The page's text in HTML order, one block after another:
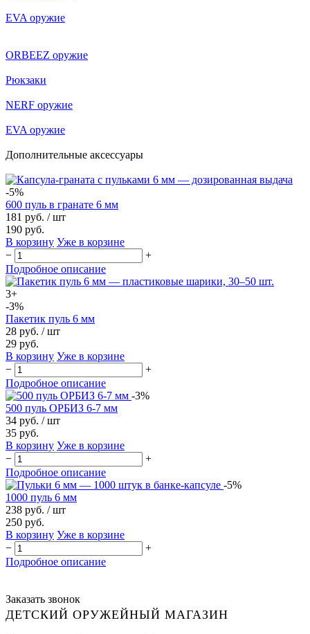
EVA оружие
ORBEEZ оружие
Рюкзаки
NERF оружие
EVA оружие
Дополнительные аксессуары
-5%
600 пуль в гранате 6 мм
181 руб. / шт
190 руб.
В корзину Уже в корзине
−
+
Подробное описание
3+
-3%
Пакетик пуль 6 мм
28 руб. / шт
29 руб.
В корзину Уже в корзине
−
+
Подробное описание
-3%
500 пуль ОРБИЗ 6-7 мм
34 руб. / шт
35 руб.
В корзину Уже в корзине
−
+
Подробное описание
-5%
1000 пуль 6 мм
238 руб. / шт
250 руб.
В корзину Уже в корзине
−
+
Подробное описание
Заказать звонок
ДЕТСКИЙ ОРУЖЕЙНЫЙ МАГАЗИН